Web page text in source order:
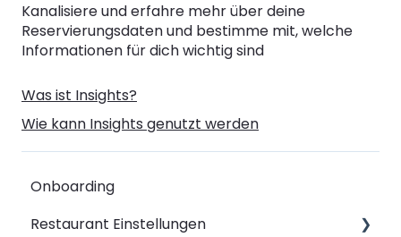
Kanalisiere und erfahre mehr über deine
Reservierungsdaten und bestimme mit, welche
Informationen für dich wichtig sind
Was ist Insights?
Wie kann Insights genutzt werden
Onboarding
Restaurant Einstellungen